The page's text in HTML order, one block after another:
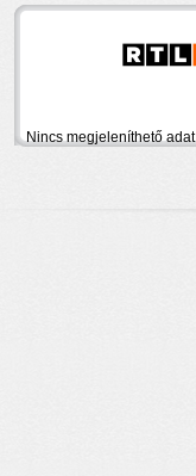
Nincs megjeleníthető adat